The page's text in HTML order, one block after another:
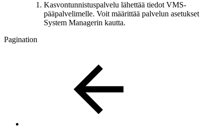
Kasvontunnistuspalvelu lähettää tiedot VMS-
pääpalvelimelle. Voit määrittää palvelun asetukset
System Managerin kautta.
Pagination